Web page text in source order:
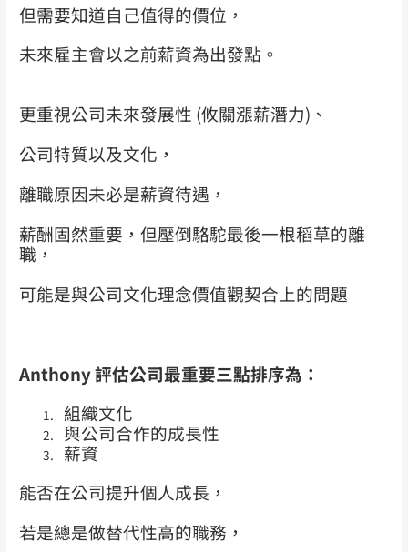
但需要知道自己值得的價位，
未來雇主會以之前薪資為出發點。
更重視公司未來發展性 (攸關漲薪潛力)、
公司特質以及文化，
離職原因未必是薪資待遇，
薪酬固然重要，但壓倒駱駝最後一根稻草的離
職，
可能是與公司文化理念價值觀契合上的問題
Anthony評估公司最重要三點排序為：
組織文化
與公司合作的成長性
薪資
能否在公司提升個人成長，
若是總是做替代性高的職務，